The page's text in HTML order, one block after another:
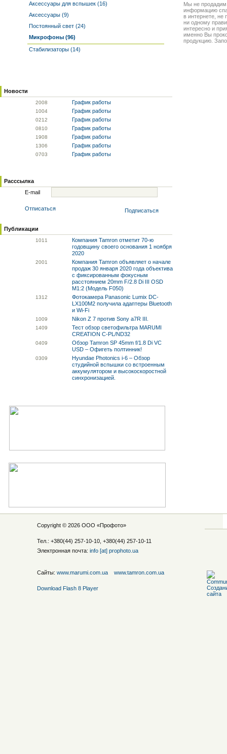
Аксессуары для вспышек (16)
Аксессуары (9)
Постоянный свет (24)
Микрофоны (96)
Стабилизаторы (14)
Новости
2008 График работы
1004 График работы
0212 График работы
0810 График работы
1908 График работы
1306 График работы
0703 График работы
Расссылка
E-mail
Отписаться Подписаться
Публикации
1011
Компания Tamron отметит 70-ю
годовщину своего основания 1 ноября
2020
2001
Компания Tamron объявляет о начале
продаж 30 января 2020 года объектива
с фиксированным фокусным
расстоянием 20mm F/2.8 Di III OSD
M1:2 (Модель F050)
1312
Фотокамера Panasonic Lumix DC-
LX100M2 получила адаптеры Bluetooth
и Wi-Fi
1009 Nikon Z 7 против Sony a7R III.
1409
Тест обзор светофильтра MARUMI
CREATION C-PL/ND32
0409
Обзор Tamron SP 45mm f/1.8 Di VC
USD – Офигеть полтинник!
0309
Hyundae Photonics i-6 – Обзор
студийной вспышки со встроенным
аккумулятором и высокоскоростной
синхронизацией.
Мы не
информацию
в интернете, не
ни одному
интересно и
именно Вы
продукцию.
Copyright © 2026 ООО «Профото»
Тел.: +380(44) 257-10-10, +380(44) 257-10-11
Электронная почта: info [at] prophoto.ua
Сайты: www.marumi.com.ua www.tamron.com.ua
Download Flash 8 Player